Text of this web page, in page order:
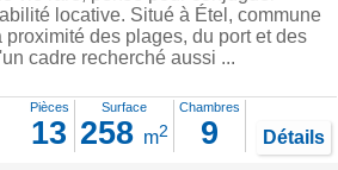
locative. Situé à Étel, commune
des plages, du port et des
cadre recherché aussi ...
Pièces
13
Surface
258 m2
Chambres
9 Détails